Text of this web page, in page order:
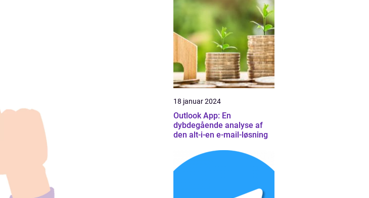
18 januar 2024
Outlook App: En
dybdegående analyse af
den alt-i-en e-mail-løsning